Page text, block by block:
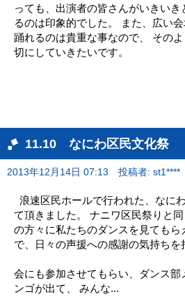
っても、出演者の皆さんがいきい
るのは印象的でした。 また、広い
踊れるのは貴重な事なので、 その
切にしていきたいです。
11.10 なにわ区民文化祭
2013年12月14日 07:13 投稿者: st1****
浪速区民ホールで行われた、なに
て頂きました。 ナニワ区民祭りと
の方々に私たちのダンスを見てもら
で、日々の声援への感謝の気持ち
その後には
会にも参加させてもらい、ダンス
ンゴが出て、 みんな...